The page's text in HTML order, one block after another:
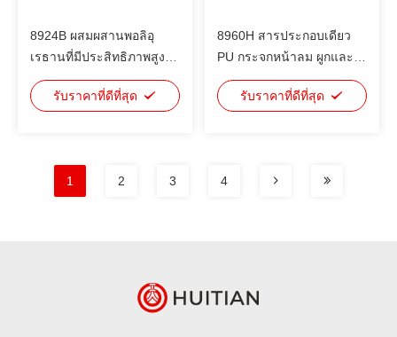
8924B ผสมผสานพอลิอุ
เรธานที่มีประสิทธิภาพสูงที่
ใช้ในการปิดและปิดหลุม
ลวดและผสมผสานพื้น PVC
รับราคาที่ดีที่สุด
8960H สารประกอบเดียว
PU กระจกหน้าลม ผูกและ
ปิดกระจกหน้าลมของ
รถยนต์ กระจกหน้าและหลัง
รับราคาที่ดีที่สุด
1 2 3 4